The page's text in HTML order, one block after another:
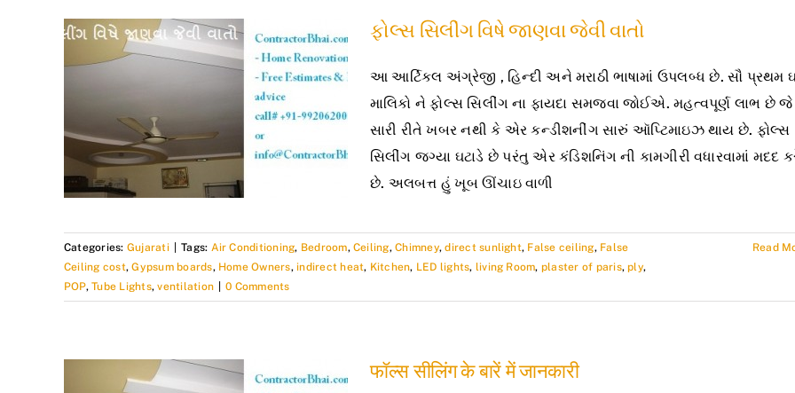
ફોલ્સ સિલીંગ વિષે જાણવા જેવી વાતો
આ આર્ટિકલ અંગ્રેજી , હિન્દી અને મરાઠી ભાષામાં ઉપલબ્ધ છે. સૌ પ્રથમ
માલિકો ને ફોલ્સ સિલીંગ ના ફાયદા સમજવા જોઈએ. મહત્વપૂર્ણ લાભ છે જે
સારી રીતે ખબર નથી કે એર કન્ડીશનીંગ સારું ઑપ્ટિમાઇઝ થાય છે. ફોલ્સ
સિલીંગ જગ્યા ઘટાડે છે પરંતુ એર કંડિશનિંગ ની કામગીરી વધારવામાં મદદ
છે. અલબત્ત હું ખૂબ ઊંચાઇ વાળી
Categories: Gujarati Tags: Air Conditioning, Bedroom,Ceiling,Chimney,direct sunlight, False ceiling, False
Ceiling cost,Gypsum boards, Home Owners,indirect heat, Kitchen, LED lights, living Room, plaster of paris,ply,
POP,Tube Lights,ventilation 0 Comments
Read
फॉल्स सीलिंग के बारें में जानकारी